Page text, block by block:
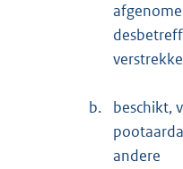
b.
beschikt,
andere